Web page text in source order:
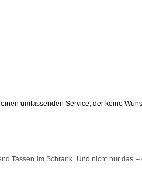
umfassenden Service, der keine
Tassen im Schrank. Und nicht nur das –